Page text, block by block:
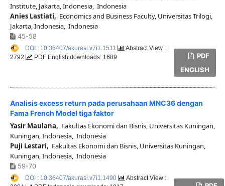
Institute, Jakarta, Indonesia, Indonesia
Anies Lastiati, Economics and Business Faculty, Universitas Trilogi,
Jakarta, Indonesia, Indonesia
45-58
PDF
ENGLISH
DOI : 10.36407/akurasi.v7i1.1511
Abstract View :
2792
PDF English downloads: 1689
Analisis excess return pada perusahaan MNC36 dengan
Fama French Model tiga faktor
Yasir Maulana, Fakultas Ekonomi dan Bisnis, Universitas Kuningan,
Kuningan, Indonesia, Indonesia
Puji Lestari, Fakultas Ekonomi dan Bisnis, Universitas Kuningan,
Kuningan, Indonesia, Indonesia
59-70
DOI : 10.36407/akurasi.v7i1.1490
Abstract View :